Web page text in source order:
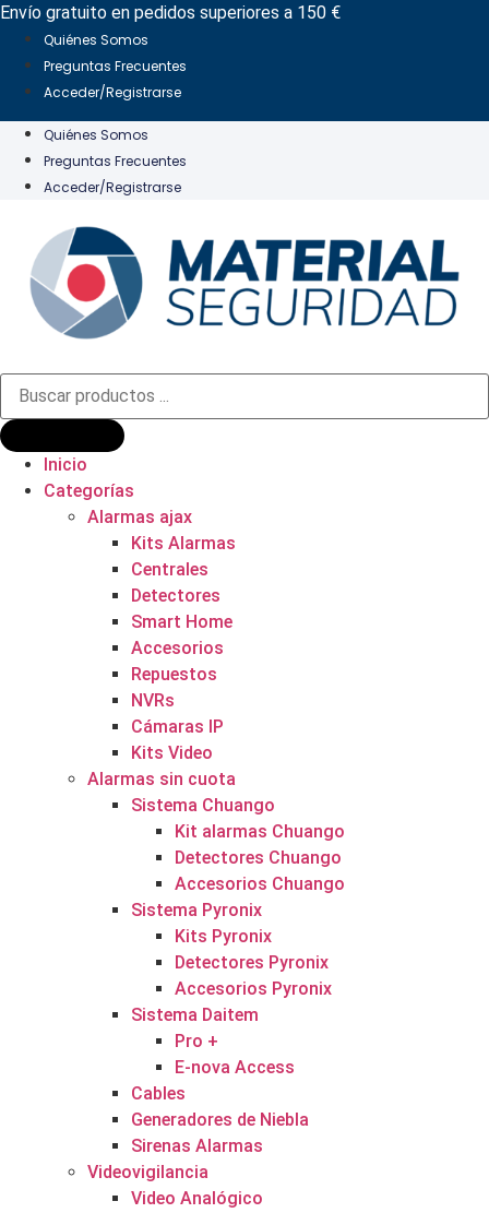
Ir
contenido
Envío gratuito en pedidos superiores a 150 €
Quiénes Somos
Preguntas Frecuentes
Acceder/Registrarse
Quiénes Somos
Preguntas Frecuentes
Acceder/Registrarse
Búsqueda
productos
Inicio
Categorías
Alarmas ajax
Kits Alarmas
Centrales
Detectores
Smart Home
Accesorios
Repuestos
NVRs
Cámaras IP
Kits Video
Alarmas sin cuota
Sistema Chuango
Kit alarmas Chuango
Detectores Chuango
Accesorios Chuango
Sistema Pyronix
Kits Pyronix
Detectores Pyronix
Accesorios Pyronix
Sistema Daitem
Pro +
E-nova Access
Cables
Generadores de Niebla
Sirenas Alarmas
Videovigilancia
Video Analógico